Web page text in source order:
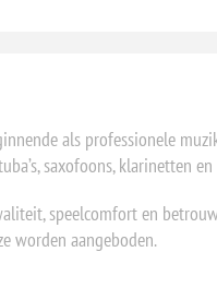
als professionele
saxofoons, klarinetten
speelcomfort en
worden aangeboden.